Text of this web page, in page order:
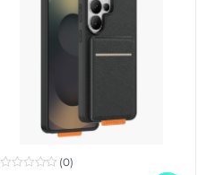
(0)